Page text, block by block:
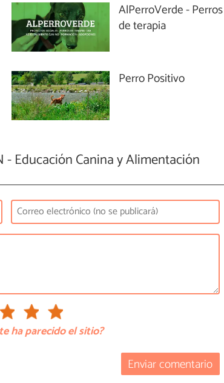
AlPerroVerde - Perros
de terapia
Perro Positivo
- Educación Canina y Alimentación
ha parecido el sitio?
Enviar comentario